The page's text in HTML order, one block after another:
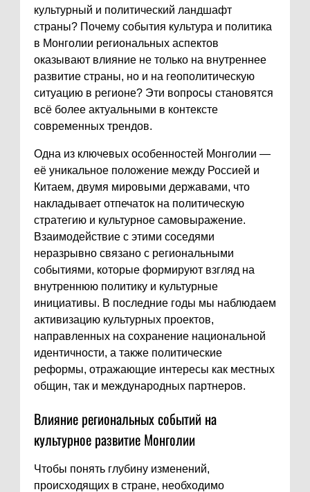
культурный и политический ландшафт
страны? Почему события культура и политика
в Монголии региональных аспектов
оказывают влияние не только на внутреннее
развитие страны, но и на геополитическую
ситуацию в регионе? Эти вопросы становятся
всё более актуальными в контексте
современных трендов.
Одна из ключевых особенностей Монголии —
её уникальное положение между Россией и
Китаем, двумя мировыми державами, что
накладывает отпечаток на политическую
стратегию и культурное самовыражение.
Взаимодействие с этими соседями
неразрывно связано с региональными
событиями, которые формируют взгляд на
внутреннюю политику и культурные
инициативы. В последние годы мы наблюдаем
активизацию культурных проектов,
направленных на сохранение национальной
идентичности, а также политические
реформы, отражающие интересы как местных
общин, так и международных партнеров.
Влияние региональных событий на
культурное развитие Монголии
Чтобы понять глубину изменений,
происходящих в стране, необходимо